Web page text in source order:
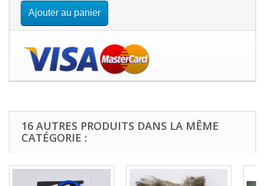
Ajouter au panier
16 AUTRES PRODUITS DANS LA MÊME
CATÉGORIE :